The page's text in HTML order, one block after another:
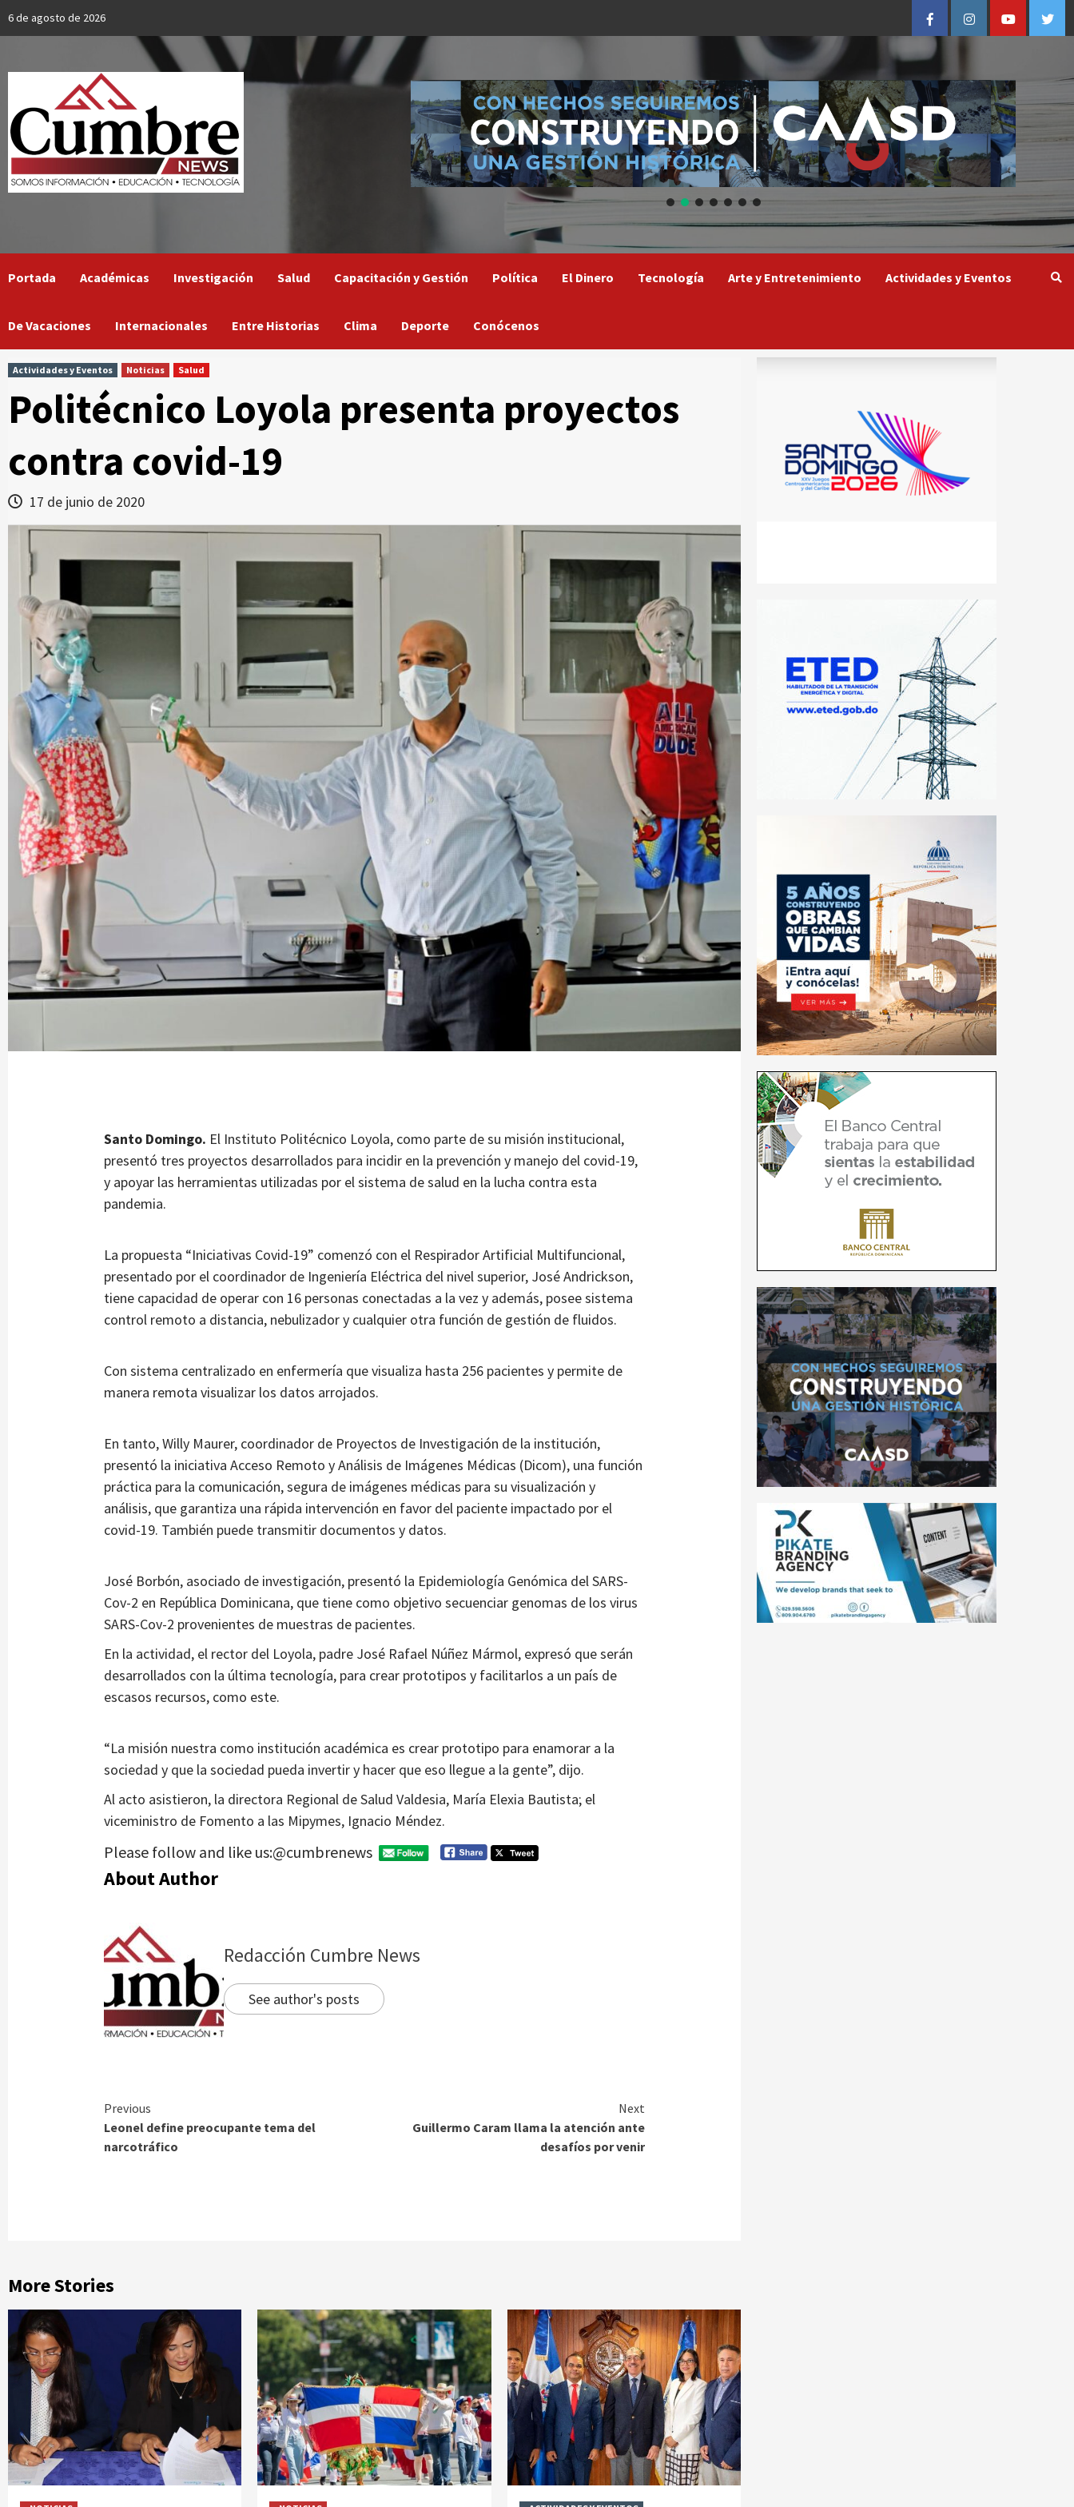
6 de agosto de 2026 FacebookInstagramYoutube
Portada Académicas Investigación Salud Capacitación y Gestión Política El Dinero Tecnología Arte y Entretenimiento Actividades y Eventos
De Vacaciones Internacionales Entre Historias Clima Deporte Conócenos
Actividades y Eventos Noticias Salud
Politécnico Loyola presenta proyectos
contra covid-19
17 de junio de 2020
Santo Domingo. El Instituto Politécnico Loyola, como parte de su misión institucional,
presentó tres proyectos desarrollados para incidir en la prevención y manejo del covid-19,
y apoyar las herramientas utilizadas por el sistema de salud en la lucha contra esta
pandemia.
La propuesta “Iniciativas Covid-19” comenzó con el Respirador Artificial Multifuncional,
presentado por el coordinador de Ingeniería Eléctrica del nivel superior, José Andrickson,
tiene capacidad de operar con 16 personas conectadas a la vez y además, posee sistema
control remoto a distancia, nebulizador y cualquier otra función de gestión de fluidos.
Con sistema centralizado en enfermería que visualiza hasta 256 pacientes y permite de
manera remota visualizar los datos arrojados.
En tanto, Willy Maurer, coordinador de Proyectos de Investigación de la institución,
presentó la iniciativa Acceso Remoto y Análisis de Imágenes Médicas (Dicom), una función
práctica para la comunicación, segura de imágenes médicas para su visualización y
análisis, que garantiza una rápida intervención en favor del paciente impactado por el
covid-19. También puede transmitir documentos y datos.
José Borbón, asociado de investigación, presentó la Epidemiología Genómica del SARS-
Cov-2 en República Dominicana, que tiene como objetivo secuenciar genomas de los virus
SARS-Cov-2 provenientes de muestras de pacientes.
En la actividad, el rector del Loyola, padre José Rafael Núñez Mármol, expresó que serán
desarrollados con la última tecnología, para crear prototipos y facilitarlos a un país de
escasos recursos, como este.
“La misión nuestra como institución académica es crear prototipo para enamorar a la
sociedad y que la sociedad pueda invertir y hacer que eso llegue a la gente”, dijo.
Al acto asistieron, la directora Regional de Salud Valdesia, María Elexia Bautista; el
viceministro de Fomento a las Mipymes, Ignacio Méndez.
Please follow and like us:@cumbrenews
About Author
Redacción Cumbre News
See author's posts
Continue
Reading
Previous
Leonel define preocupante tema del
narcotráfico
Next
Guillermo Caram llama la atención ante
desafíos por venir
More Stories